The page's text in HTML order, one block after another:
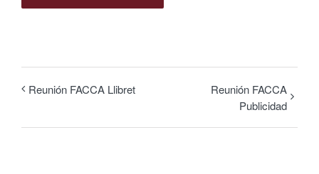
Reunión FACCA Llibret
Reunión FACCA
Publicidad